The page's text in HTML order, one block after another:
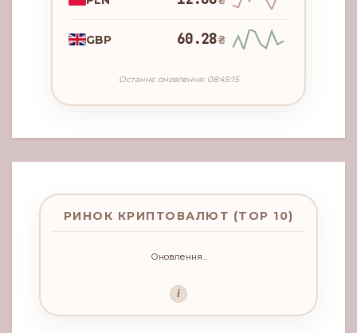
GBP 60.28₴
Останнє оновлення: 08:45:15
РИНОК КРИПТОВАЛЮТ (TOP 10)
Оновлення...
i